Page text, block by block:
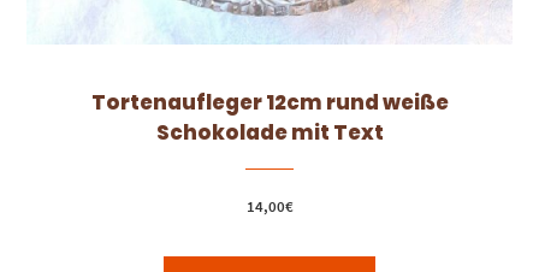
Tortenaufleger 12cm rund weiße
Schokolade mit Text
14,00€